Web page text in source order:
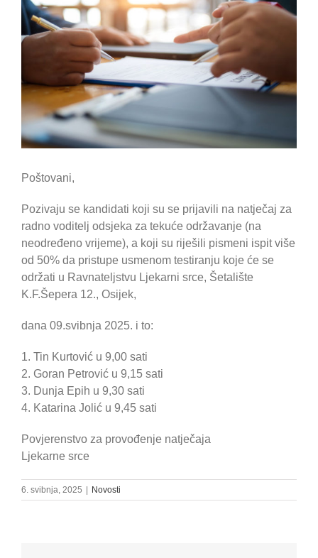
Poštovani,
Pozivaju se kandidati koji su se prijavili na natječaj za
radno voditelj odsjeka za tekuće održavanje (na
neodređeno vrijeme), a koji su riješili pismeni ispit više
od 50% da pristupe usmenom testiranju koje će se
održati u Ravnateljstvu Ljekarni srce, Šetalište
K.F.Šepera 12., Osijek,
dana 09.svibnja 2025. i to:
1. Tin Kurtović u 9,00 sati
2. Goran Petrović u 9,15 sati
3. Dunja Epih u 9,30 sati
4. Katarina Jolić u 9,45 sati
Povjerenstvo za provođenje natječaja
Ljekarne srce
6. svibnja, 2025 Novosti